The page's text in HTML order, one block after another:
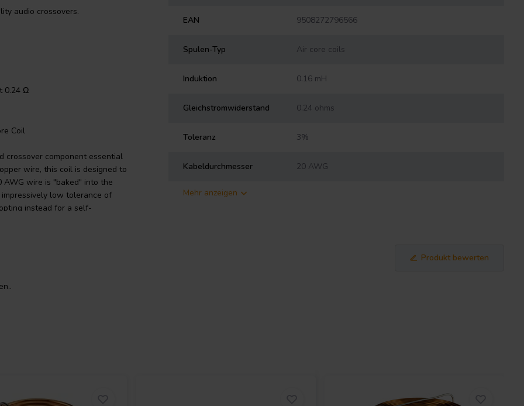
audio crossovers.
0.24 Ω
Coil
crossover component essential
wire, this coil is designed to
wire is "baked" into the
low tolerance of
instead for a self-
copper wire features a
Ω, this air core coil is
EAN 9508272796566
Spulen-Typ Air core coils
Induktion 0.16 mH
Gleichstromwiderstand 0.24 ohms
Toleranz 3%
Kabeldurchmesser 20 AWG
Mehr anzeigen
Produkt bewerten